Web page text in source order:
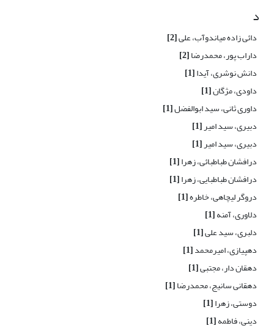
د
دائی زاده میاندوآب، علی[2]
داراب پور، محمدرضا[2]
دانش نوشری، آیدا[1]
داودی، مژگان[1]
داوری ثانی، سید ابوالفضل[1]
دبیری، سید امیر[1]
دبیری، سید امیر[1]
درافشان طباطبائی، زهرا[1]
درافشان طباطبایی، زهرا[1]
دروگر لیچاهی، خاطره[1]
دلاوری، آمنه[1]
دلبری، سید علی[1]
دهپیازی، امیرمحمد[1]
دهقان دار، مجتبی[1]
دهقانی سانیج، محمدرضا[1]
دوستی، زهرا[1]
دینی، فاطمه[1]